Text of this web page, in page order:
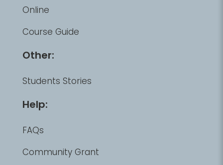
Online
Course Guide
Other:
Students Stories
Help:
FAQs
Community Grant